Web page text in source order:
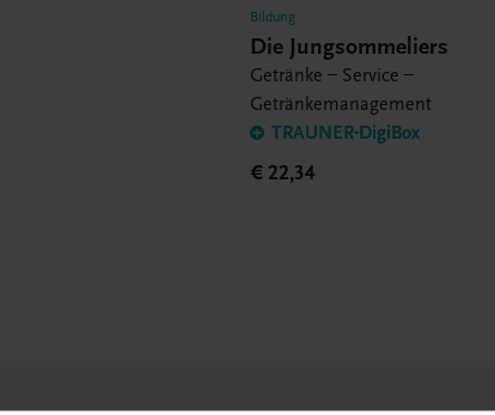
Bildung
Die Jungsommeliers
Getränke – Service –
Getränkemanagement
TRAUNER-DigiBox
€ 22,34